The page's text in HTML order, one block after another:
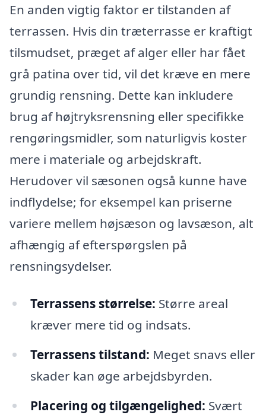
En anden vigtig faktor er tilstanden af
terrassen. Hvis din træterrasse er kraftigt
tilsmudset, præget af alger eller har fået
grå patina over tid, vil det kræve en mere
grundig rensning. Dette kan inkludere
brug af højtryksrensning eller specifikke
rengøringsmidler, som naturligvis koster
mere i materiale og arbejdskraft.
Herudover vil sæsonen også kunne have
indflydelse; for eksempel kan priserne
variere mellem højsæson og lavsæson, alt
afhængig af efterspørgslen på
rensningsydelser.
Terrassens størrelse: Større areal
kræver mere tid og indsats.
Terrassens tilstand: Meget snavs eller
skader kan øge arbejdsbyrden.
Placering og tilgængelighed: Svært